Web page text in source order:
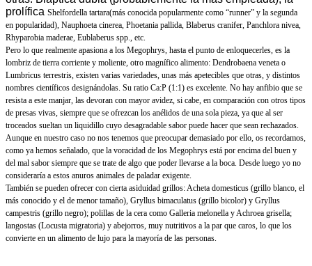
prolífica Shelfordella tartara(más conocida popularmente como “runner” y la segunda
en popularidad), Nauphoeta cinerea, Phoetania pallida, Blaberus cranifer, Panchlora nivea,
Rhyparobia maderae, Eublaberus spp., etc.
Pero lo que realmente apasiona a los Megophrys, hasta el punto de enloquecerles, es la
lombriz de tierra corriente y moliente, otro magnífico alimento: Dendrobaena veneta o
Lumbricus terrestris, existen varias variedades, unas más apetecibles que otras, y distintos
nombres científicos designándolas. Su ratio Ca:P (1:1) es excelente. No hay anfibio que se
resista a este manjar, las devoran con mayor avidez, si cabe, en comparación con otros tipos
de presas vivas, siempre que se ofrezcan los anélidos de una sola pieza, ya que al ser
troceados sueltan un liquidillo cuyo desagradable sabor puede hacer que sean rechazados.
Aunque en nuestro caso no nos tenemos que preocupar demasiado por ello, os recordamos,
como ya hemos señalado, que la voracidad de los Megophrys está por encima del buen y
del mal sabor siempre que se trate de algo que poder llevarse a la boca. Desde luego yo no
consideraría a estos anuros animales de paladar exigente.
También se pueden ofrecer con cierta asiduidad grillos: Acheta domesticus (grillo blanco, el
más conocido y el de menor tamaño), Gryllus bimaculatus (grillo bicolor) y Gryllus
campestris (grillo negro); polillas de la cera como Galleria melonella y Achroea grisella;
langostas (Locusta migratoria) y abejorros, muy nutritivos a la par que caros, lo que los
convierte en un alimento de lujo para la mayoría de las personas.